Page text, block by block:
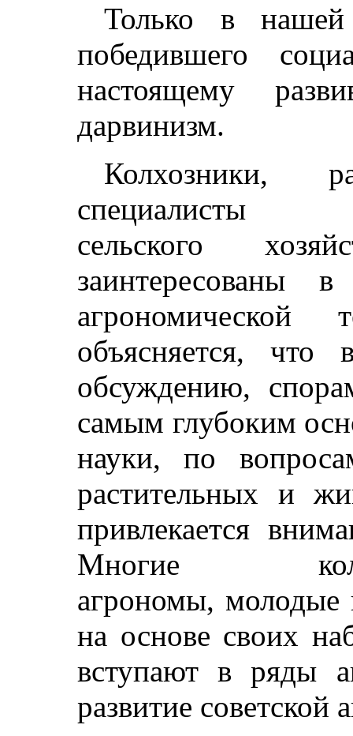
Только в
победившего
настоящему
дарвинизм.
Колхозники,
специалисты
сельского
заинтересованы
объясняется,
обсуждению,
самым глубоким
науки, по
растительных и
привлекается
Многие
агрономы, молодые
на основе своих
вступают в ряды
развитие советской